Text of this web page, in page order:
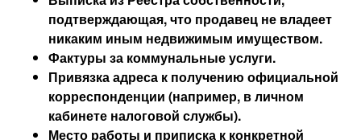
подтверждающая, что продавец не владеет
никаким иным недвижимым имуществом.
Фактуры за коммунальные услуги.
Привязка адреса к получению официальной
корреспонденции (например, в личном
кабинете налоговой службы).
Место работы и приписка к конкретной